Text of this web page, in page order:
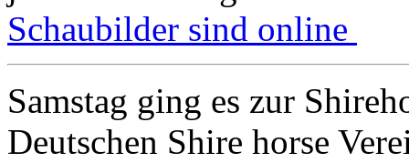
Schaubilder sind online
Samstag ging es zur
Deutschen Shire horse